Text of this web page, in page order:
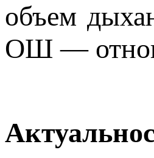
объем
ОШ —